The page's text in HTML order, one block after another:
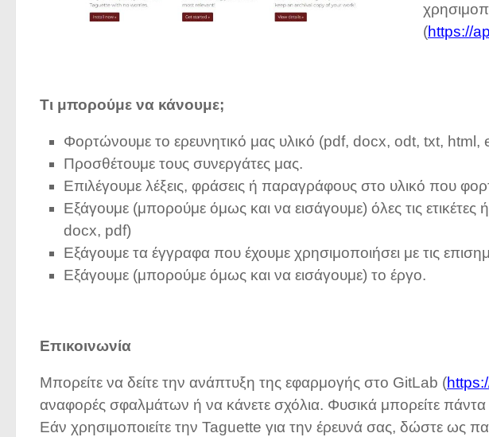
(https://
Τι μπορούμε να κάνουμε;
Φορτώνουμε το ερευνητικό μας υλικό (pdf, docx, odt, txt,
Προσθέτουμε τους συνεργάτες μας.
Επιλέγουμε λέξεις, φράσεις ή παραγράφους στο υλικό που
Εξάγουμε (μπορούμε όμως και να εισάγουμε) όλες τις
docx, pdf)
Εξάγουμε τα έγγραφα που έχουμε χρησιμοποιήσει με τις
Εξάγουμε (μπορούμε όμως και να εισάγουμε) το έργο.
Επικοινωνία
Μπορείτε να δείτε την ανάπτυξη της εφαρμογής στο GitLab (
αναφορές σφαλμάτων ή να κάνετε σχόλια. Φυσικά μπορείτε
Εάν χρησιμοποιείτε την Taguette για την έρευνά σας, δώστε ως